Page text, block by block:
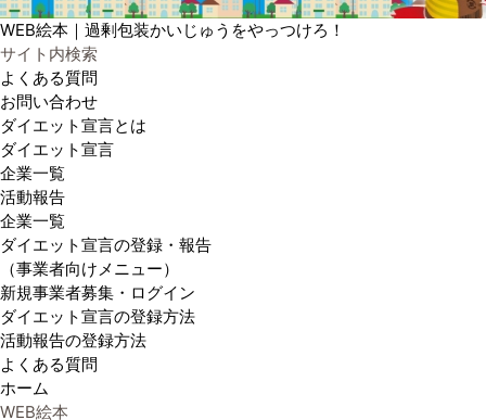
WEB絵本｜過剰包装かいじゅうをやっつけろ！
サイト内検索
よくある質問
お問い合わせ
ダイエット宣言とは
ダイエット宣言
企業一覧
活動報告
企業一覧
ダイエット宣言の登録・報告
（事業者向けメニュー）
新規事業者募集・ログイン
ダイエット宣言の登録方法
活動報告の登録方法
よくある質問
ホーム
WEB絵本